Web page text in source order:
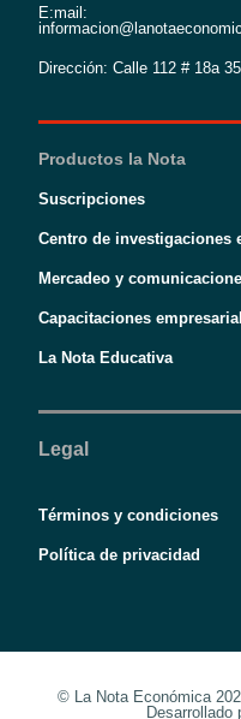
E:mail:
Dirección: Calle 112 # 18a
Productos la Nota
Suscripciones
Centro de investigaciones
Mercadeo y
Capacitaciones
La Nota Educativa
Legal
Términos y condiciones
Política de privacidad
© La Nota Económica
Desarrollado